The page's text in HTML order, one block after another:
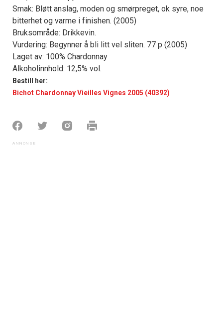
Smak: Bløtt anslag, moden og smørpreget, ok syre, noe
bitterhet og varme i finishen. (2005)
Bruksområde: Drikkevin.
Vurdering: Begynner å bli litt vel sliten. 77 p (2005)
Laget av: 100% Chardonnay
Alkoholinnhold: 12,5% vol.
Bestill her:
Bichot Chardonnay Vieilles Vignes 2005 (40392)